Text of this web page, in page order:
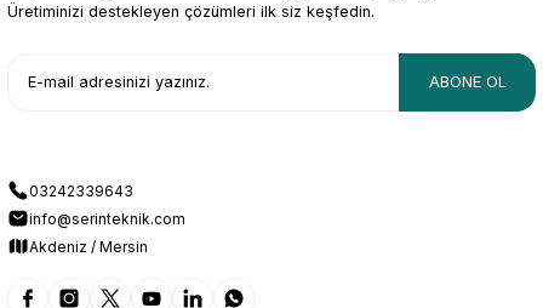
Üretiminizi destekleyen çözümleri ilk siz keşfedin.
ABONE OL
03242339643
info@serinteknik.com
Akdeniz / Mersin